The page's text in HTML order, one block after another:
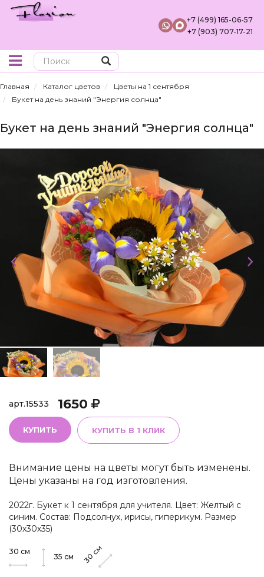
+7 (499) 165-06-57
+7 (903) 707-17-21
Главная Каталог цветов
Цветы на 1 сентября
Букет на день знаний "Энергия солнца"
Букет на день знаний "Энергия солнца"
арт.15533 1650
КУПИТЬ КУПИТЬ В 1 КЛИК
Внимание цены на цветы могут быть изменены.
Цены указаны на год изготовления.
2022г. Букет к 1 сентября для учителя. Цвет: Желтый с
синим. Состав: Подсолнух, ирисы, гиперикум. Размер
(30х30х35)
30 см
35 см 30
см